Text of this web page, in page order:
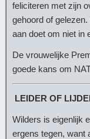
feliciteren met zijn
gehoord of
aan doet om niet in
De vrouwelijke
goede kans om
LEIDER OF
Wilders is eigenlijk
ergens tegen, want